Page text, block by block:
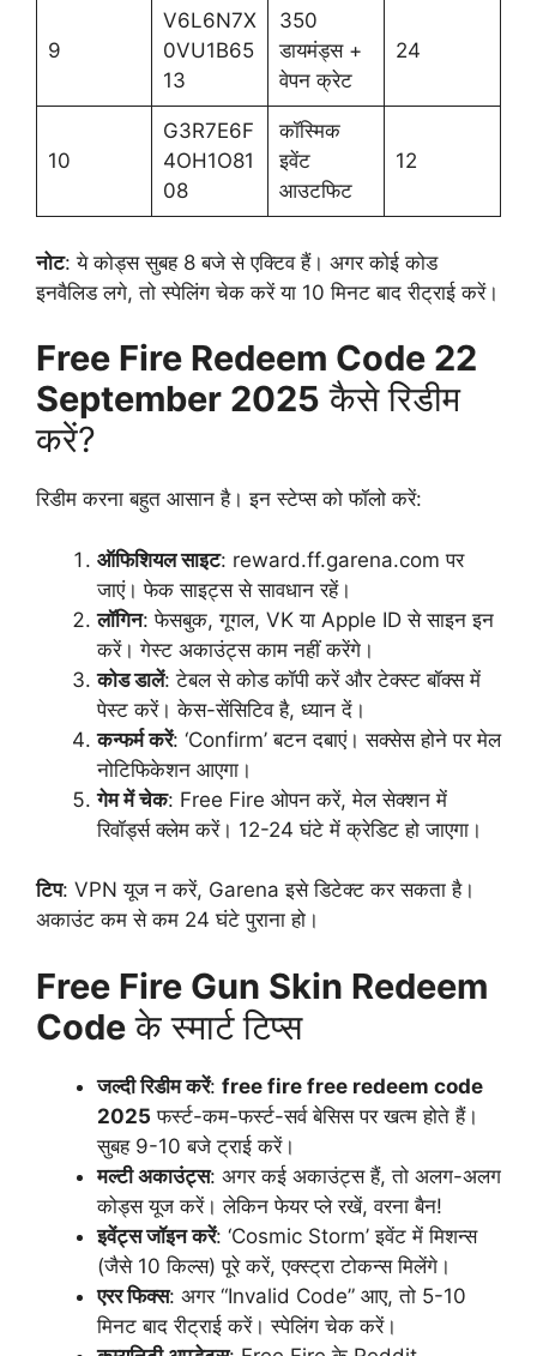
9
V6L6N7X
0VU1B65
13
350
डायमंड्स +
वेपन क्रेट
24
10
G3R7E6F
4OH1O81
08
कॉस्मिक
इवेंट
आउटफिट
12
नोट: ये कोड्स सुबह 8 बजे से एक्टिव हैं। अगर कोई कोड
इनवैलिड लगे, तो स्पेलिंग चेक करें या 10 मिनट बाद रीट्राई करें।
Free Fire Redeem Code 22
September 2025 कैसे रिडीम
करें?
रिडीम करना बहुत आसान है। इन स्टेप्स को फॉलो करें:
ऑफिशियल साइट: reward.ff.garena.com पर
जाएं। फेक साइट्स से सावधान रहें।
लॉगिन: फेसबुक, गूगल, VK या Apple ID से साइन इन
करें। गेस्ट अकाउंट्स काम नहीं करेंगे।
कोड डालें: टेबल से कोड कॉपी करें और टेक्स्ट बॉक्स में
पेस्ट करें। केस-सेंसिटिव है, ध्यान दें।
कन्फर्म करें: ‘Confirm’ बटन दबाएं। सक्सेस होने पर मेल
नोटिफिकेशन आएगा।
गेम में चेक: Free Fire ओपन करें, मेल सेक्शन में
रिवॉर्ड्स क्लेम करें। 12-24 घंटे में क्रेडिट हो जाएगा।
टिप: VPN यूज न करें, Garena इसे डिटेक्ट कर सकता है।
अकाउंट कम से कम 24 घंटे पुराना हो।
Free Fire Gun Skin Redeem
Code के स्मार्ट टिप्स
जल्दी रिडीम करें: free fire free redeem code
2025 फर्स्ट-कम-फर्स्ट-सर्व बेसिस पर खत्म होते हैं।
सुबह 9-10 बजे ट्राई करें।
मल्टी अकाउंट्स: अगर कई अकाउंट्स हैं, तो अलग-अलग
कोड्स यूज करें। लेकिन फेयर प्ले रखें, वरना बैन!
इवेंट्स जॉइन करें: ‘Cosmic Storm’ इवेंट में मिशन्स
(जैसे 10 किल्स) पूरे करें, एक्स्ट्रा टोकन्स मिलेंगे।
एरर फिक्स: अगर “Invalid Code” आए, तो 5-10
मिनट बाद रीट्राई करें। स्पेलिंग चेक करें।